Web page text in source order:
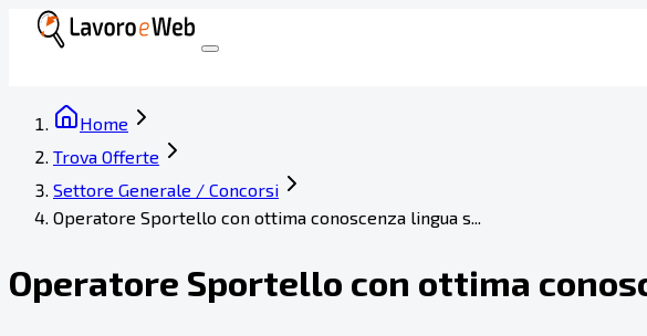
Home
Trova Offerte
Settore Generale / Concorsi
Operatore Sportello con ottima conoscenza lingua s...
Operatore Sportello con ottima